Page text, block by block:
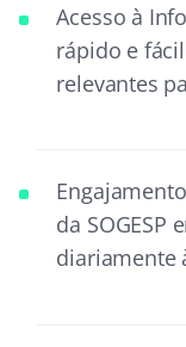
Acesso à
rápido e
relevantes
da SOGESP
diariamente